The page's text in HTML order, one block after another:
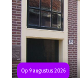
Op 9 augustus 2026